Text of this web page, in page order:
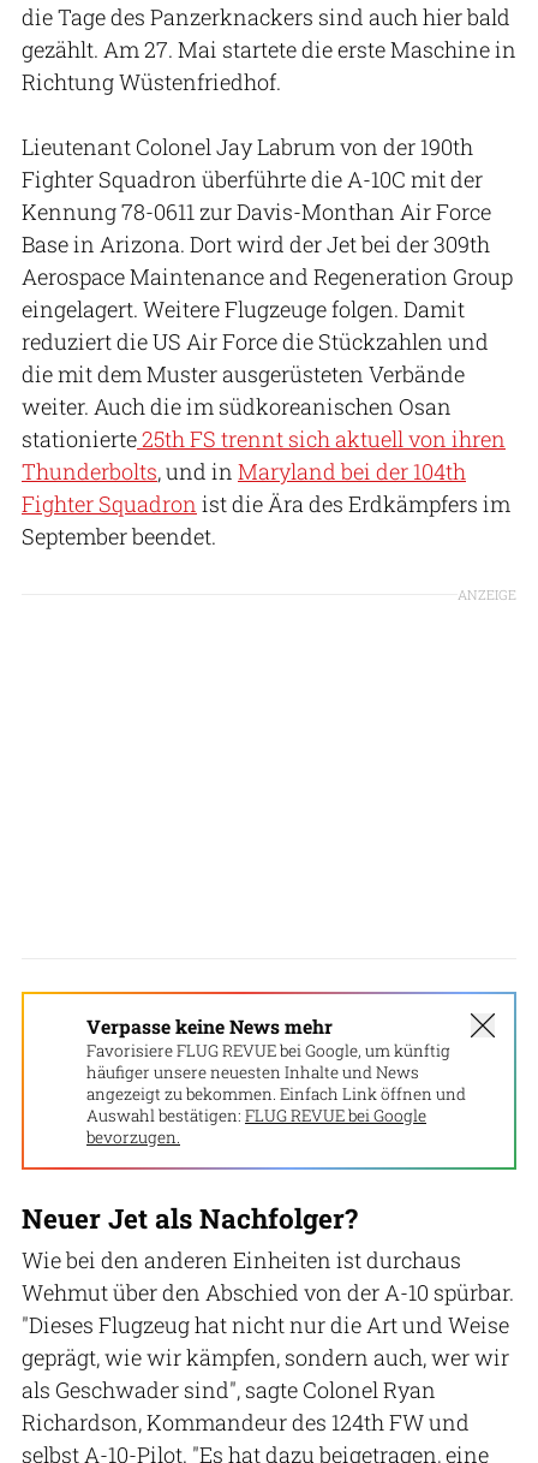
die Tage des Panzerknackers sind auch hier bald
gezählt. Am 27. Mai startete die erste Maschine in
Richtung Wüstenfriedhof.
Lieutenant Colonel Jay Labrum von der 190th
Fighter Squadron überführte die A-10C mit der
Kennung 78-0611 zur Davis-Monthan Air Force
Base in Arizona. Dort wird der Jet bei der 309th
Aerospace Maintenance and Regeneration Group
eingelagert. Weitere Flugzeuge folgen. Damit
reduziert die US Air Force die Stückzahlen und
die mit dem Muster ausgerüsteten Verbände
weiter. Auch die im südkoreanischen Osan
stationierte25th FS trennt sich aktuell von ihren
Thunderbolts, und in Maryland bei der 104th
Fighter Squadron ist die Ära des Erdkämpfers im
September beendet.
ANZEIGE
Verpasse keine News mehr
Favorisiere FLUG REVUE bei Google, um künftig
häufiger unsere neuesten Inhalte und News
angezeigt zu bekommen. Einfach Link öffnen und
Auswahl bestätigen: FLUG REVUE bei Google
bevorzugen.
Neuer Jet als Nachfolger?
Wie bei den anderen Einheiten ist durchaus
Wehmut über den Abschied von der A-10 spürbar.
"Dieses Flugzeug hat nicht nur die Art und Weise
geprägt, wie wir kämpfen, sondern auch, wer wir
als Geschwader sind", sagte Colonel Ryan
Richardson, Kommandeur des 124th FW und
selbst A-10-Pilot. "Es hat dazu beigetragen, eine